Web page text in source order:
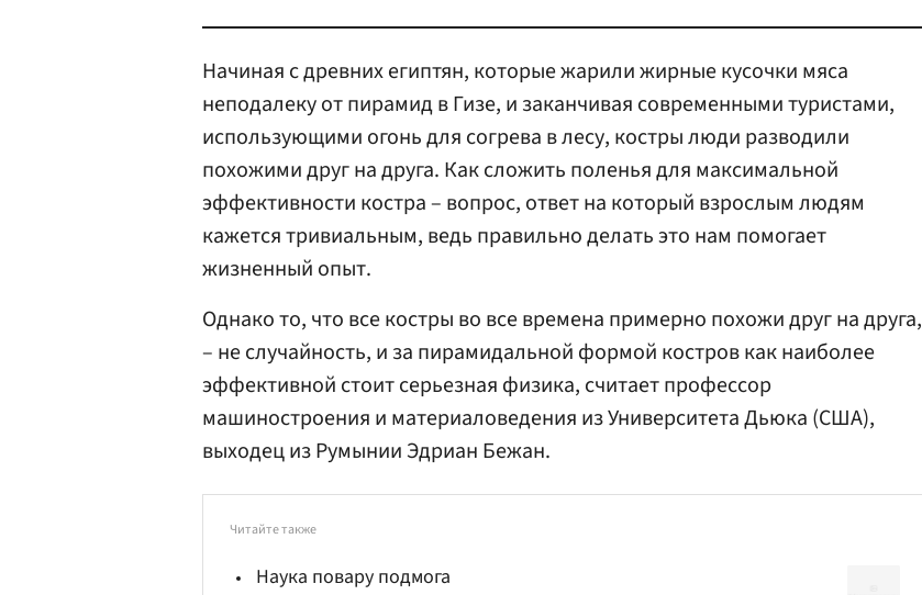
Начиная с древних египтян, которые жарили жирные кусочки мяса
неподалеку от пирамид в Гизе, и заканчивая современными туристами,
использующими огонь для согрева в лесу, костры люди разводили
похожими друг на друга. Как сложить поленья для максимальной
эффективности костра – вопрос, ответ на который взрослым людям
кажется тривиальным, ведь правильно делать это нам помогает
жизненный опыт.
Однако то, что все костры во все времена примерно похожи друг на друга,
– не случайность, и за пирамидальной формой костров как наиболее
эффективной стоит серьезная физика, считает профессор
машиностроения и материаловедения из Университета Дьюка (США),
выходец из Румынии Эдриан Бежан.
Читайте также
Наука повару подмога